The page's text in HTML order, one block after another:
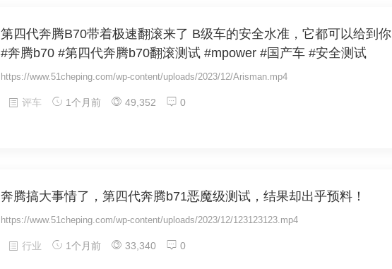
第四代奔腾B70带着极速翻滚来了 B级车的安全水准，它都可以给到你
#奔腾b70 #第四代奔腾b70翻滚测试 #mpower #国产车 #安全测试
https://www.51cheping.com/wp-content/uploads/2023/12/Arisman.mp4
评车 1个月前 49,352 0
奔腾搞大事情了，第四代奔腾b71恶魔级测试，结果却出乎预料！
https://www.51cheping.com/wp-content/uploads/2023/12/123123123.mp4
行业 1个月前 33,340 0